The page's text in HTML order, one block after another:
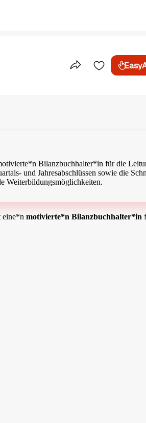
Teile dieses
Bilanzbuchhalter*in für die
und Jahresabschlüssen sowie die
Weiterbildungsmöglichkeiten.
eine*n motivierte*n Bilanzbuchhalter*in